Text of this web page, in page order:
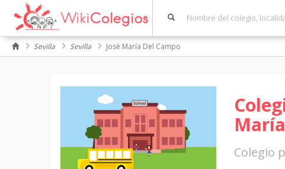
Sevilla Sevilla José María Del Campo
Colegio